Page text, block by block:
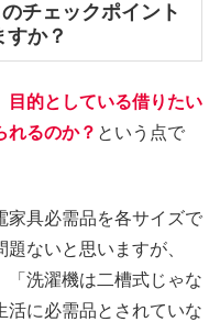
チェックポイント
か？
目的としている借りたい
れるのか？ という点で
家具必需品を各サイズで
ないと思いますが、
「洗濯機は二槽式じゃな
に必需品とされていな